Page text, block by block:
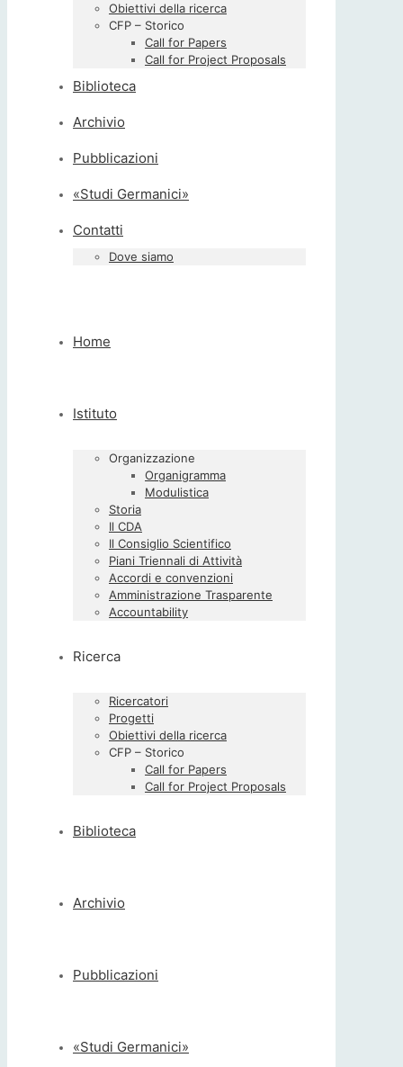
Obiettivi della ricerca
CFP – Storico
Call for Papers
Call for Project Proposals
Biblioteca
Archivio
Pubblicazioni
«Studi Germanici»
Contatti
Dove siamo
Home
Istituto
Organizzazione
Organigramma
Modulistica
Storia
Il CDA
Il Consiglio Scientifico
Piani Triennali di Attività
Accordi e convenzioni
Amministrazione Trasparente
Accountability
Ricerca
Ricercatori
Progetti
Obiettivi della ricerca
CFP – Storico
Call for Papers
Call for Project Proposals
Biblioteca
Archivio
Pubblicazioni
«Studi Germanici»